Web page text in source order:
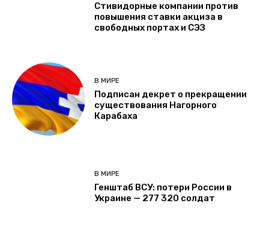
Стивидорные компании против
повышения ставки акциза в
свободных портах и СЭЗ
В МИРЕ
Подписан декрет о прекращении
существования Нагорного
Карабаха
В МИРЕ
Генштаб ВСУ: потери России в
Украине — 277 320 солдат